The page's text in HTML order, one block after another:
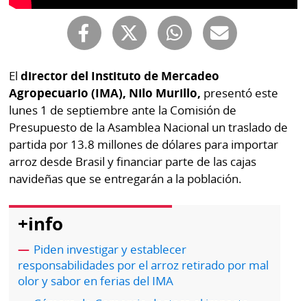
Comunicados
Lotería
Kiosko
digital
Luctuosas
RSS
Temas
Autores
Notas
al
lector
Buenas
prácticas
SITIOS
Metro
Eldirector del Instituto de Mercadeo
Agropecuario (IMA), Nilo Murillo, presentó este
lunes 1 de septiembre ante la Comisión de
Presupuesto de la Asamblea Nacional un traslado de
partida por 13.8 millones de dólares para importar
arroz desde Brasil y financiar parte de las cajas
navideñas que se entregarán a la población.
+info
Piden investigar y establecer
responsabilidades por el arroz retirado por mal
olor y sabor en ferias del IMA